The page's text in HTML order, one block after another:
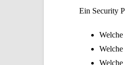
Ein Security
Welche
Welche
Welche